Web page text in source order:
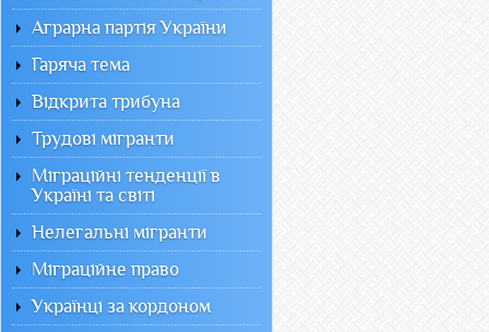
Аграрна партія України
Гаряча тема
Відкрита трибуна
Трудові мігранти
Міграційні тенденції в
Україні та світі
Нелегальні мігранти
Міграційне право
Українці за кордоном